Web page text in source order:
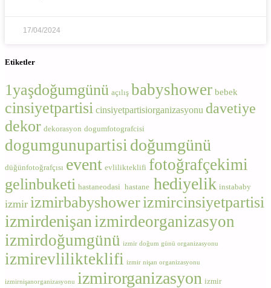
17/04/2024
Etiketler
1yaşdoğumgünü açılış babyshower bebek
cinsiyetpartisi cinsiyetpartisiorganizasyonu davetiye
dekor dekorasyon dogumfotografcisi
dogumgunupartisi doğumgünü
düğünfotoğrafçısı event evlilikteklifi fotoğrafçekimi
gelinbuketi hastaneodasi hastane hediyelik instababy
izmir izmirbabyshowerizmircinsiyetpartisi
izmirdenişan izmirdeorganizasyon
izmirdoğumgünü izmir doğum günü organizasyonu
izmirevlilikteklifi izmir nişan organizasyonu
izmirnişanorganizasyonu izmirorganizasyon izmir